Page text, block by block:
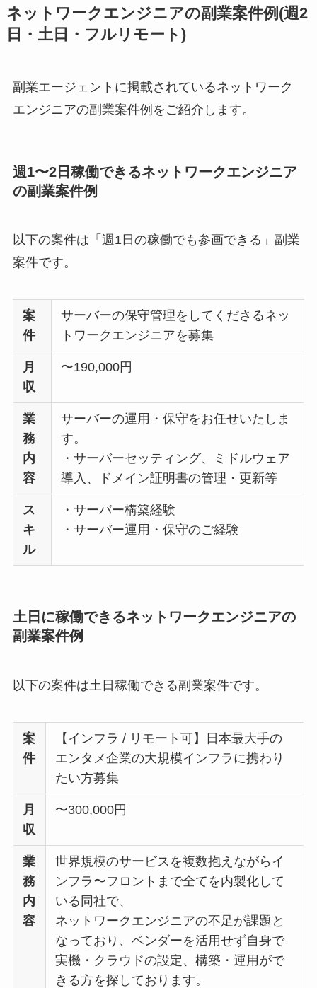
ネットワークエンジニアの副業案件例(週2
日・土日・フルリモート)
副業エージェントに掲載されているネットワーク
エンジニアの副業案件例をご紹介します。
週1〜2日稼働できるネットワークエンジニア
の副業案件例
以下の案件は「週1日の稼働でも参画できる」副業
案件です。
案
件
サーバーの保守管理をしてくださるネッ
トワークエンジニアを募集
月
収
〜190,000円
業
務
内
容
サーバーの運用・保守をお任せいたしま
す。
・サーバーセッティング、ミドルウェア
導入、ドメイン証明書の管理・更新等
ス
キ
ル
・サーバー構築経験
・サーバー運用・保守のご経験
土日に稼働できるネットワークエンジニアの
副業案件例
以下の案件は土日稼働できる副業案件です。
案
件
【インフラ / リモート可】日本最大手の
エンタメ企業の大規模インフラに携わり
たい方募集
月
収
〜300,000円
業
務
内
容
世界規模のサービスを複数抱えながらイ
ンフラ〜フロントまで全てを内製化して
いる同社で、
ネットワークエンジニアの不足が課題と
なっており、ベンダーを活用せず自身で
実機・クラウドの設定、構築・運用がで
きる方を探しております。